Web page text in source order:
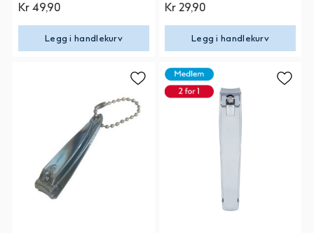
Kr 49,90
Legg i handlekurv
Kr 29,90
Legg i handlekurv